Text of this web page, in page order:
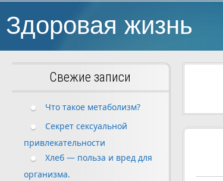
Здоровая жизнь
Свежие записи
Что такое метаболизм?
Секрет сексуальной
привлекательности
Хлеб — польза и вред для
организма.